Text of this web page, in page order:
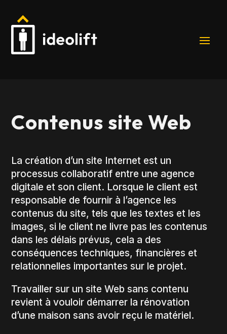
Contenus site Web
La création d’un site Internet est un
processus collaboratif entre une agence
digitale et son client. Lorsque le client est
responsable de fournir à l’agence les
contenus du site, tels que les textes et les
images, si le client ne livre pas les contenus
dans les délais prévus, cela a des
conséquences techniques, financières et
relationnelles importantes sur le projet.
Travailler sur un site Web sans contenu
revient à vouloir démarrer la rénovation
d’une maison sans avoir reçu le matériel.